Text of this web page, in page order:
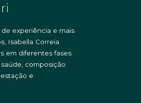
de experiência e mais
Isabella Correia
em diferentes fases
composição
e